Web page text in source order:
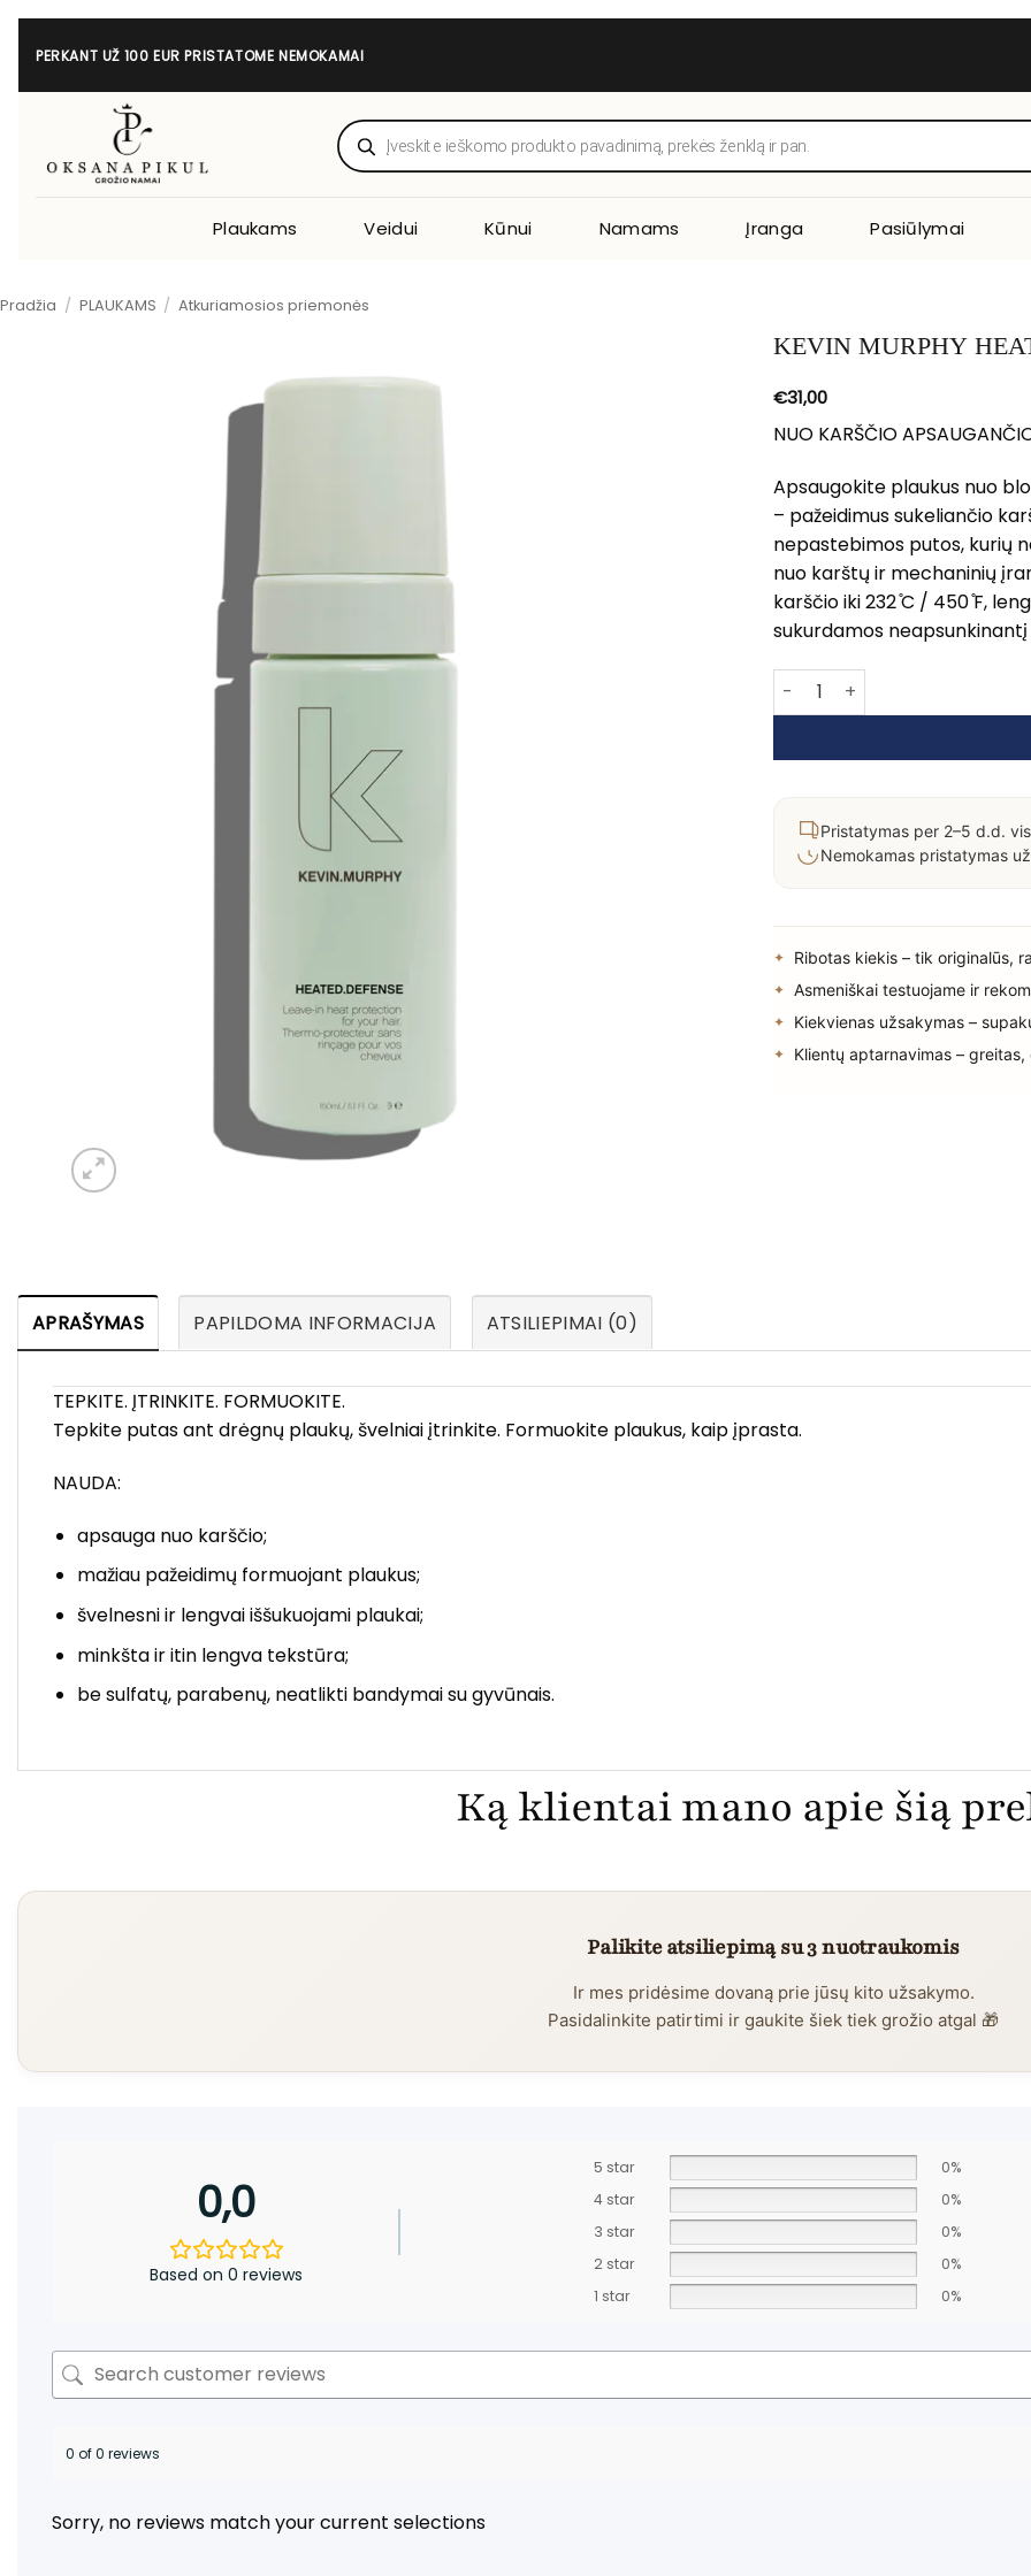
Skip
PERKANT UŽ 100 EUR PRISTATOME NEMOKAMAI
Products
search
Plaukams Veidui Kūnui Namams Įranga Pasiūlymai
Pradžia / PLAUKAMS / Atkuriamosios priemonės
KEVIN MURPHY
€31,00
NUO KARŠČIO
Apsaugokite plaukus nuo
– pažeidimus sukeliančio
nepastebimos putos, kurių
nuo karštų ir mechaninių
karščio iki 232 ̊C / 450 ̊F,
sukurdamos
produkto kiekis: KEVIN MURPHY
Pristatymas per 2–5 d.d.
Nemokamas pristatymas
Ribotas kiekis – tik originalūs,
Asmeniškai testuojame ir
Kiekvienas užsakymas –
Klientų aptarnavimas –
APRAŠYMAS PAPILDOMA INFORMACIJA ATSILIEPIMAI (0)
TEPKITE. ĮTRINKITE. FORMUOKITE.
Tepkite putas ant drėgnų plaukų, švelniai įtrinkite. Formuokite plaukus, kaip įprasta.
NAUDA:
apsauga nuo karščio;
mažiau pažeidimų formuojant plaukus;
švelnesni ir lengvai iššukuojami plaukai;
minkšta ir itin lengva tekstūra;
be sulfatų, parabenų, neatlikti bandymai su gyvūnais.
Ką klientai mano apie šią
Palikite atsiliepimą su 3 nuotraukomis
Ir mes pridėsime dovaną prie jūsų kito užsakymo.
Pasidalinkite patirtimi ir gaukite šiek tiek grožio atgal 🎁
0,0
Based on 0 reviews
5 star
0%
4 star
0%
3 star
0%
2 star
0%
1 star
0%
0 of 0 reviews
Sorry, no reviews match your current selections